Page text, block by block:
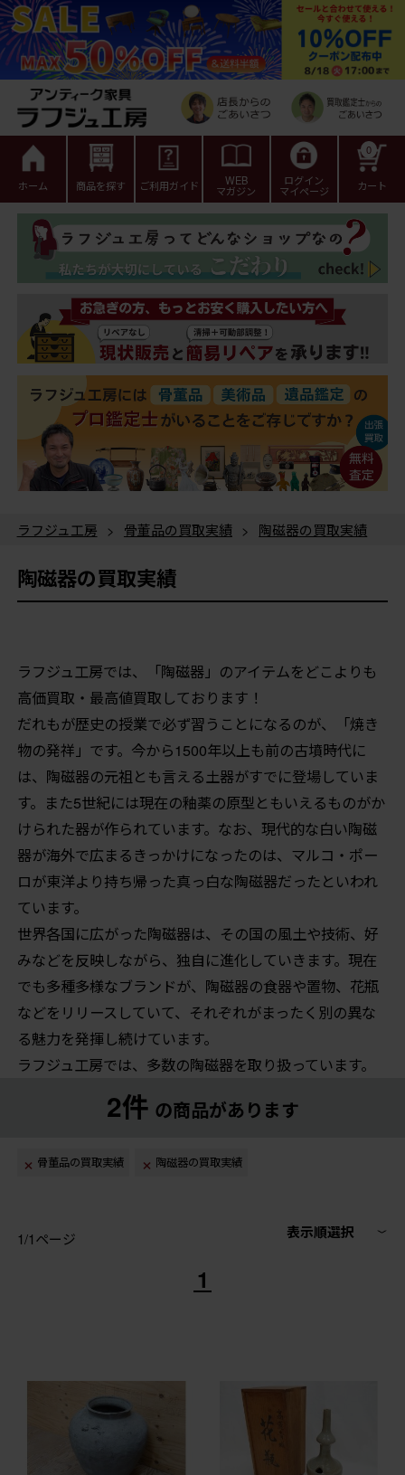
ホーム 商品を探す ご利用ガイド WEB
マガジン
ログイン
マイページ カート
0
ラフジュ工房 > 骨董品の買取実績 > 陶磁器の買取実績
陶磁器の買取実績
ラフジュ工房では、「陶磁器」のアイテムをどこよりも
高価買取・最高値買取しております！
だれもが歴史の授業で必ず習うことになるのが、「焼き
物の発祥」です。今から1500年以上も前の古墳時代に
は、陶磁器の元祖とも言える土器がすでに登場していま
す。また5世紀には現在の釉薬の原型ともいえるものがか
けられた器が作られています。なお、現代的な白い陶磁
器が海外で広まるきっかけになったのは、マルコ・ポー
ロが東洋より持ち帰った真っ白な陶磁器だったといわれ
ています。
世界各国に広がった陶磁器は、その国の風土や技術、好
みなどを反映しながら、独自に進化していきます。現在
でも多種多様なブランドが、陶磁器の食器や置物、花瓶
などをリリースしていて、それぞれがまったく別の異な
る魅力を発揮し続けています。
ラフジュ工房では、多数の陶磁器を取り扱っています。
2件 の商品があります
骨董品の買取実績 陶磁器の買取実績
1/1ページ 表示順選択
1